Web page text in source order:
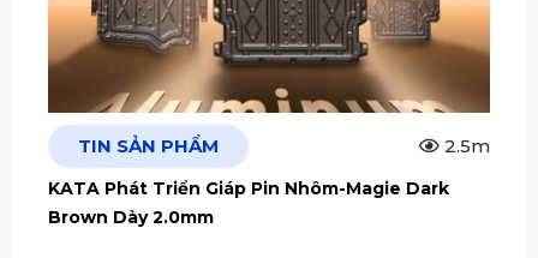
TIN SẢN PHẨM 2.5m
KATA Phát Triển Giáp Pin Nhôm-Magie Dark
Brown Dày 2.0mm